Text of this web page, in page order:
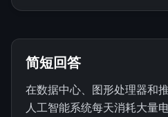
简短回答
在数据中心、图形处理器和
人工智能系统每天消耗大量